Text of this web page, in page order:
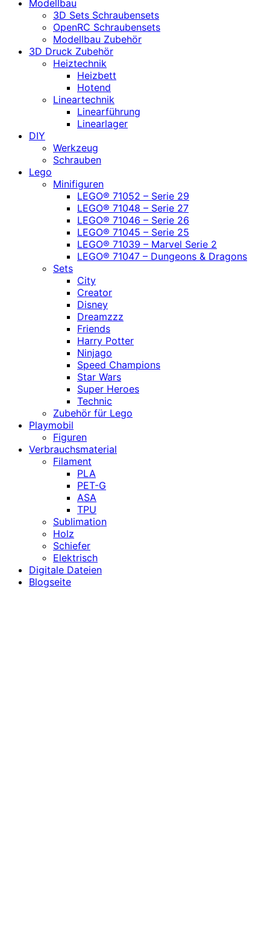
Modellbau
3D Sets Schraubensets
OpenRC Schraubensets
Modellbau Zubehör
3D Druck Zubehör
Heiztechnik
Heizbett
Hotend
Lineartechnik
Linearführung
Linearlager
DIY
Werkzeug
Schrauben
Lego
Minifiguren
LEGO® 71052 – Serie 29
LEGO® 71048 – Serie 27
LEGO® 71046 – Serie 26
LEGO® 71045 – Serie 25
LEGO® 71039 – Marvel Serie 2
LEGO® 71047 – Dungeons & Dragons
Sets
City
Creator
Disney
Dreamzzz
Friends
Harry Potter
Ninjago
Speed Champions
Star Wars
Super Heroes
Technic
Zubehör für Lego
Playmobil
Figuren
Verbrauchsmaterial
Filament
PLA
PET-G
ASA
TPU
Sublimation
Holz
Schiefer
Elektrisch
Digitale Dateien
Blogseite